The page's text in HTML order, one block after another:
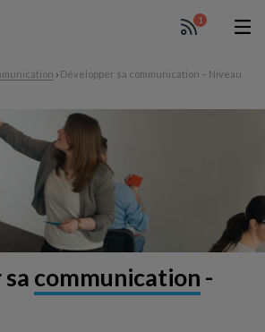
1
› Développer sa communication – Niveau
communication -